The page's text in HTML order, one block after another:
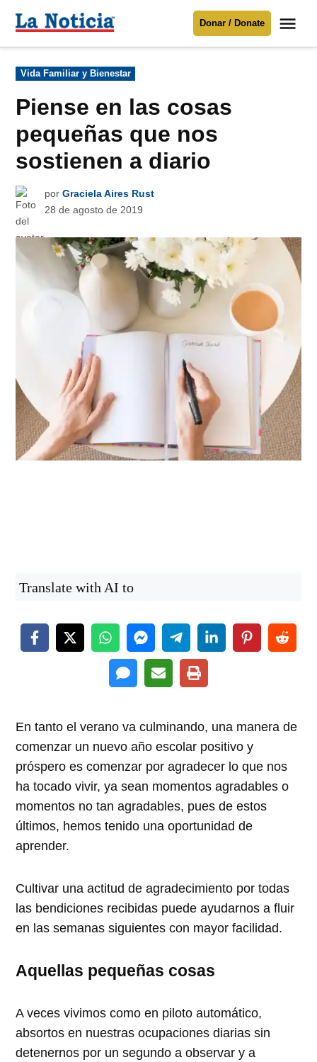
Para mantenerte informado necesitamos
Donar
contenido
Noticia
Donar / Donate
Publicado
en
Vida Familiar y Bienestar
Piense en las cosas
pequeñas que nos
sostienen a diario
por Graciela Aires Rust
28 de agosto de 2019
Translate with AI to
En tanto el verano va culminando, una manera de
comenzar un nuevo año escolar positivo y
próspero es comenzar por agradecer lo que nos
ha tocado vivir, ya sean momentos agradables o
momentos no tan agradables, pues de estos
últimos, hemos tenido una oportunidad de
aprender.
Cultivar una actitud de agradecimiento por todas
las bendiciones recibidas puede ayudarnos a fluir
en las semanas siguientes con mayor facilidad.
Aquellas pequeñas cosas
A veces vivimos como en piloto automático,
absortos en nuestras ocupaciones diarias sin
detenernos por un segundo a observar y a